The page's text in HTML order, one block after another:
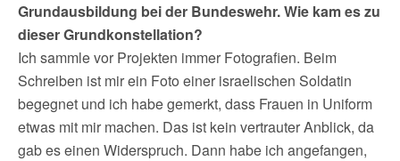
Grundausbildung bei der Bundeswehr. Wie kam es zu
dieser Grundkonstellation?
Ich sammle vor Projekten immer Fotografien. Beim
Schreiben ist mir ein Foto einer israelischen Soldatin
begegnet und ich habe gemerkt, dass Frauen in Uniform
etwas mit mir machen. Das ist kein vertrauter Anblick, da
gab es einen Widerspruch. Dann habe ich angefangen,